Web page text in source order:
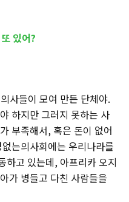
있어?
사들이 모여 만든 단체야.
하지만 그러지 못하는 사
부족해서, 혹은 돈이 없어
는의사회에는 우리나라를
하고 있는데, 아프리카 오지
가 병들고 다친 사람들을